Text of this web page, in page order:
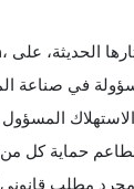
في صناعة
الاستهلاك
حماية كل
مطلب قانوني؛